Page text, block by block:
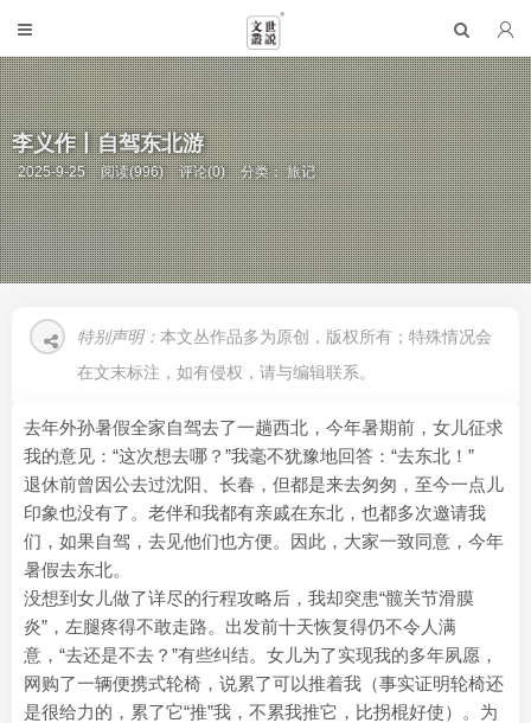
李义作丨自驾东北游
2025-9-25 阅读(996) 评论(0) 分类：旅记
特别声明： 本文丛作品多为原创，版权所有；特殊情况会
在文末标注，如有侵权，请与编辑联系。
去年外孙暑假全家自驾去了一趟西北，今年暑期前，女儿征求
我的意见：“这次想去哪？”我毫不犹豫地回答：“去东北！”
退休前曾因公去过沈阳、长春，但都是来去匆匆，至今一点儿
印象也没有了。老伴和我都有亲戚在东北，也都多次邀请我
们，如果自驾，去见他们也方便。因此，大家一致同意，今年
暑假去东北。
没想到女儿做了详尽的行程攻略后，我却突患“髋关节滑膜
炎”，左腿疼得不敢走路。出发前十天恢复得仍不令人满
意，“去还是不去？”有些纠结。女儿为了实现我的多年夙愿，
网购了一辆便携式轮椅，说累了可以推着我（事实证明轮椅还
是很给力的，累了它“推”我，不累我推它，比拐棍好使）。为